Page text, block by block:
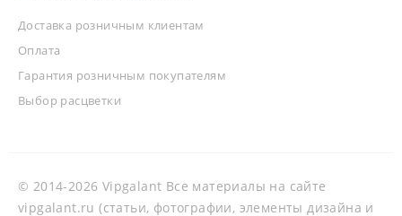
Доставка розничным клиентам
Оплата
Гарантия розничным покупателям
Выбор расцветки
© 2014-2026 Vipgalant Все материалы на сайте
vipgalant.ru (статьи, фотографии, элементы дизайна и